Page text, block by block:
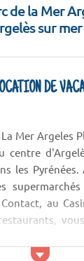
de la Mer
sur mer
DE
Mer Argeles
centre
les
au